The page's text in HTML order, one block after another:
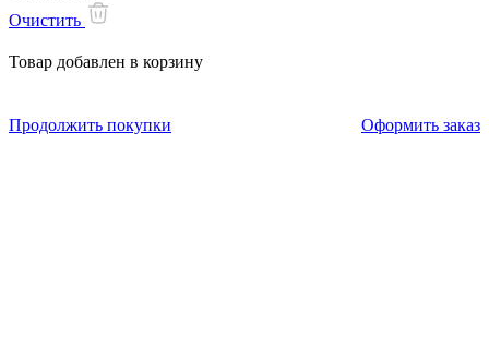
Очистить
Товар добавлен в корзину
Продолжить покупки Оформить заказ